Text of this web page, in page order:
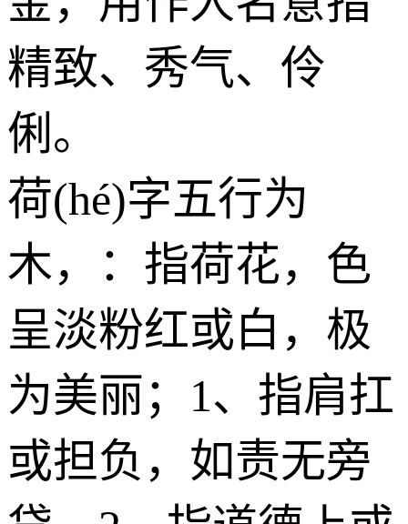
精致、秀气、伶
俐。
荷(hé)字五行为
木，：指荷花，色
呈淡粉红或白，极
为美丽；1、指肩扛
或担负，如责无旁